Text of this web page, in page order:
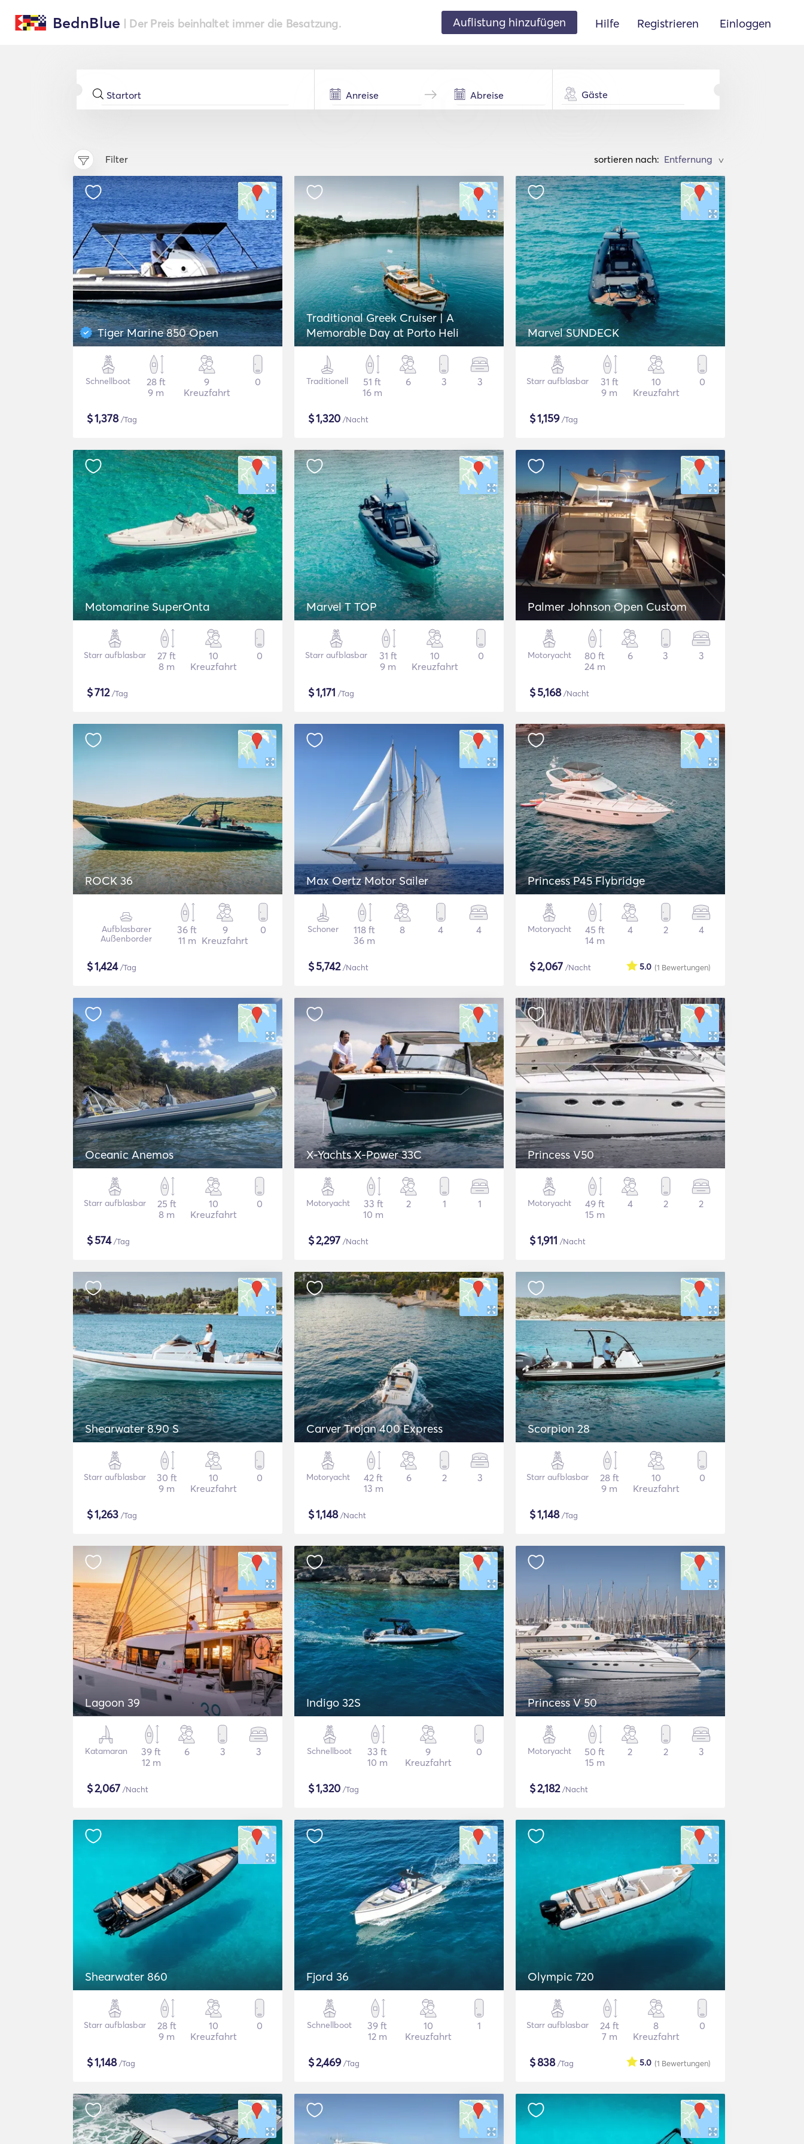
BednBlue | Der Preis beinhaltet immer die Besatzung. Auflistung hinzufügen Hilfe Registrieren Einloggen
Gäste
Filter sortieren nach: >
Tiger Marine 850 Open
Schnellboot
28 ft
9 m
9
Kreuzfahrt
0
$1,378/Tag
Traditional Greek Cruiser | A
Memorable Day at Porto Heli
Traditionell
51 ft
16 m
6 3 3
$1,320 /Nacht
Marvel SUNDECK
Starr aufblasbar
31 ft
9 m
10
Kreuzfahrt
0
$1,159/Tag
Motomarine SuperOnta
Starr aufblasbar
27 ft
8 m
10
Kreuzfahrt
0
$712/Tag
Marvel T TOP
Starr aufblasbar
31 ft
9 m
10
Kreuzfahrt
0
$1,171 /Tag
Palmer Johnson Open Custom
Motoryacht
80 ft
24 m
6 3 3
$5,168/Nacht
ROCK 36
Aufblasbarer
Außenborder
36 ft
11 m
9
Kreuzfahrt
0
$1,424/Tag
Max Oertz Motor Sailer
Schoner
118 ft
36 m
8 4 4
$5,742/Nacht
Princess P45 Flybridge
Motoryacht
45 ft
14 m
4 2 4
$2,067 /Nacht (1 Bewertungen)
5.0
Oceanic Anemos
Starr aufblasbar
25 ft
8 m
10
Kreuzfahrt
0
$574/Tag
X-Yachts X-Power 33C
Motoryacht
33 ft
10 m
2 1 1
$2,297 /Nacht
Princess V50
Motoryacht
49 ft
15 m
4 2 2
$1,911 /Nacht
Shearwater 8.90 S
Starr aufblasbar
30 ft
9 m
10
Kreuzfahrt
0
$1,263 /Tag
Carver Trojan 400 Express
Motoryacht
42 ft
13 m
6 2 3
$1,148/Nacht
Scorpion 28
Starr aufblasbar
28 ft
9 m
10
Kreuzfahrt
0
$1,148/Tag
Lagoon 39
Katamaran
39 ft
12 m
6 3 3
$2,067 /Nacht
Indigo 32S
Schnellboot
33 ft
10 m
9
Kreuzfahrt
0
$1,320 /Tag
Princess V 50
Motoryacht
50 ft
15 m
2 2 3
$2,182/Nacht
Shearwater 860
Starr aufblasbar
28 ft
9 m
10
Kreuzfahrt
0
$1,148/Tag
Fjord 36
Schnellboot
39 ft
12 m
10
Kreuzfahrt
1
$2,469/Tag
Olympic 720
Starr aufblasbar
24 ft
7 m
8
Kreuzfahrt
0
$838/Tag (1 Bewertungen)
5.0